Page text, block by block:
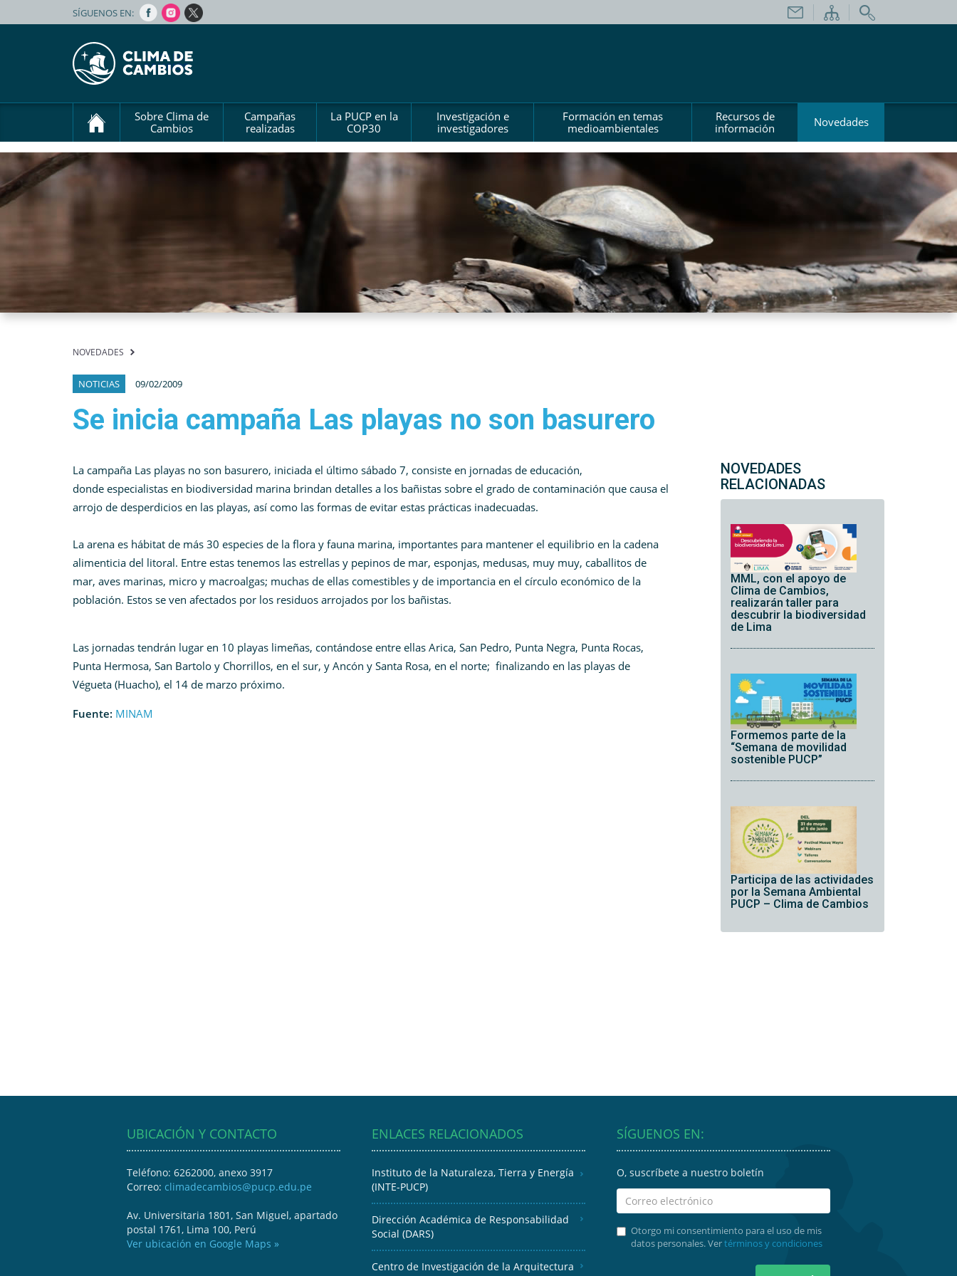
SÍGUENOS EN:
Sobre Clima de
Cambios
Campañas
realizadas
La PUCP en la
COP30
Investigación e
investigadores
Formación en temas
medioambientales
Recursos de
información
Novedades
NOVEDADES
NOTICIAS 09/02/2009
Se inicia campaña Las playas no son basurero
La campaña Las playas no son basurero, iniciada el último sábado 7, consiste en jornadas de educación,
donde especialistas en biodiversidad marina brindan detalles a los bañistas sobre el grado de contaminación que causa el
arrojo de desperdicios en las playas, así como las formas de evitar estas prácticas inadecuadas.
La arena es hábitat de más 30 especies de la flora y fauna marina, importantes para mantener el equilibrio en la cadena
alimenticia del litoral. Entre estas tenemos las estrellas y pepinos de mar, esponjas, medusas, muy muy, caballitos de
mar, aves marinas, micro y macroalgas; muchas de ellas comestibles y de importancia en el círculo económico de la
población. Estos se ven afectados por los residuos arrojados por los bañistas.
Las jornadas tendrán lugar en 10 playas limeñas, contándose entre ellas Arica, San Pedro, Punta Negra, Punta Rocas,
Punta Hermosa, San Bartolo y Chorrillos, en el sur, y Ancón y Santa Rosa, en el norte; finalizando en las playas de
Végueta (Huacho), el 14 de marzo próximo.
Fuente: MINAM
NOVEDADES
RELACIONADAS
MML, con el apoyo de
Clima de Cambios,
realizarán taller para
descubrir la biodiversidad
de Lima
Formemos parte de la
“Semana de movilidad
sostenible PUCP”
Participa de las actividades
por la Semana Ambiental
PUCP – Clima de Cambios
UBICACIÓN Y CONTACTO
Teléfono: 6262000, anexo 3917
Correo: climadecambios@pucp.edu.pe
Av. Universitaria 1801, San Miguel, apartado
postal 1761, Lima 100, Perú
Ver ubicación en Google Maps »
ENLACES RELACIONADOS
Instituto de la Naturaleza, Tierra y Energía
(INTE-PUCP)
Dirección Académica de Responsabilidad
Social (DARS)
Centro de Investigación de la Arquitectura
SÍGUENOS EN:
O, suscríbete a nuestro boletín
Otorgo mi consentimiento para el uso de mis
datos personales. Vertérminos y condiciones